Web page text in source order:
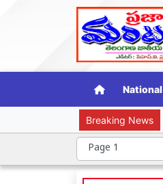
National
Breaking News